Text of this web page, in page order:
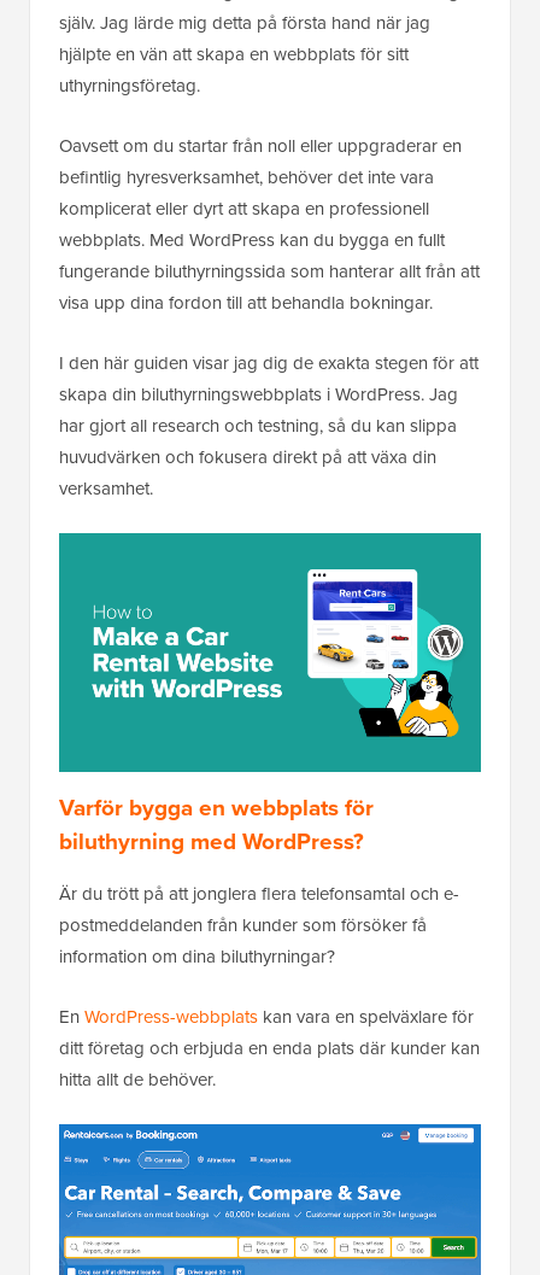
själv. Jag lärde mig detta på första hand när jag
hjälpte en vän att skapa en webbplats för sitt
uthyrningsföretag.
Oavsett om du startar från noll eller uppgraderar en
befintlig hyresverksamhet, behöver det inte vara
komplicerat eller dyrt att skapa en professionell
webbplats. Med WordPress kan du bygga en fullt
fungerande biluthyrningssida som hanterar allt från att
visa upp dina fordon till att behandla bokningar.
I den här guiden visar jag dig de exakta stegen för att
skapa din biluthyrningswebbplats i WordPress. Jag
har gjort all research och testning, så du kan slippa
huvudvärken och fokusera direkt på att växa din
verksamhet.
Varför bygga en webbplats för
biluthyrning med WordPress?
Är du trött på att jonglera flera telefonsamtal och e-
postmeddelanden från kunder som försöker få
information om dina biluthyrningar?
En WordPress-webbplats kan vara en spelväxlare för
ditt företag och erbjuda en enda plats där kunder kan
hitta allt de behöver.